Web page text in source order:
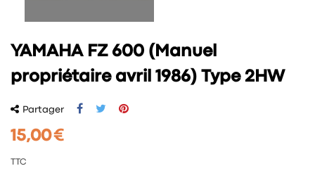
YAMAHA FZ 600 (Manuel
propriétaire avril 1986) Type 2HW
Partager
15,00 €
TTC